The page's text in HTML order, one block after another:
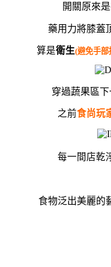
開關原來
藥用力將膝蓋
算是衛生(避免手部
穿過蔬果區下
之前食尚玩
每一間店乾
食物泛出美麗的